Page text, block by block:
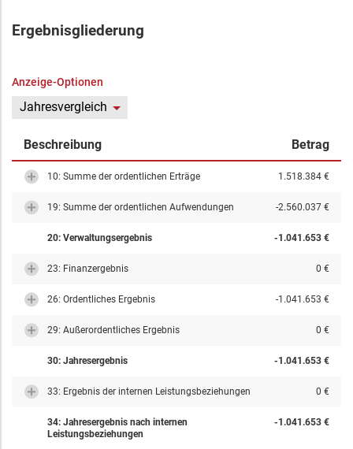
Ergebnisgliederung
Anzeige-Optionen
Jahresvergleich
Beschreibung Betrag
10: Summe der ordentlichen Erträge 1.518.384 €
19: Summe der ordentlichen Aufwendungen -2.560.037 €
20: Verwaltungsergebnis -1.041.653 €
23: Finanzergebnis 0 €
26: Ordentliches Ergebnis -1.041.653 €
29: Außerordentliches Ergebnis 0 €
30: Jahresergebnis -1.041.653 €
33: Ergebnis der internen Leistungsbeziehungen 0 €
34: Jahresergebnis nach internen
Leistungsbeziehungen
-1.041.653 €